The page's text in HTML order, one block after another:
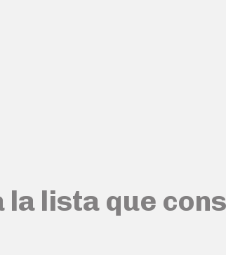
la lista que